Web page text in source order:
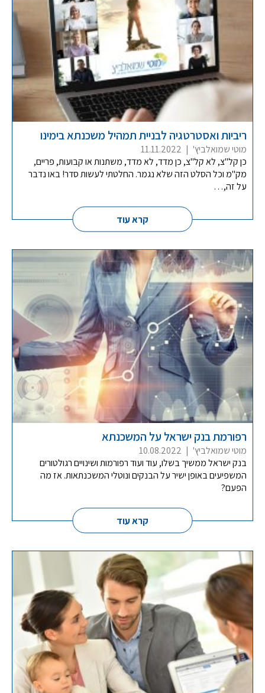
ריביות ואסטרטגיה לבניית תמהיל משכנתא בימינו
מוטי שמואלביץ' |
11.11.2022
כן קל"צ, לא קל"צ, כן מדד, לא מדד, משתנות או קבועות, פריים,
מק"מ וכל הסלט הזה שלא נגמר. החלטתי לעשות סדר! באו נדבר
על זה,…
קרא עוד
רפורמת בנק ישראל על המשכנתא
מוטי שמואלביץ' |
10.08.2022
בנק ישראל ממשיך בשלו, עוד ועוד רפורמות ושינויים רגולטורים
המשפיעים באופן ישיר על הבנקים ונוטלי המשכנתאות. אז מה
הפעם?
קרא עוד